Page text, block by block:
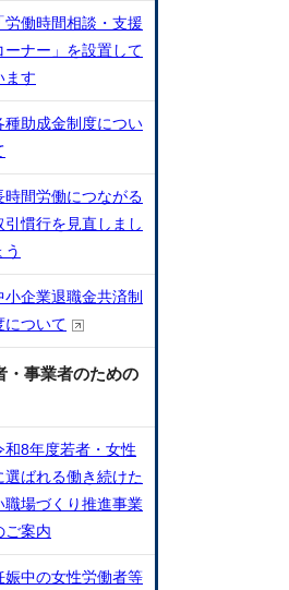
「労働時間相談・支援
ーナー」を設置して
ます
種助成金制度につい
時間労働につながる
引慣行を見直しまし
う
小企業退職金共済制
について
・事業者のための
和8年度若者・女性
選ばれる働き続けた
職場づくり推進事業
ご案内
娠中の女性労働者等